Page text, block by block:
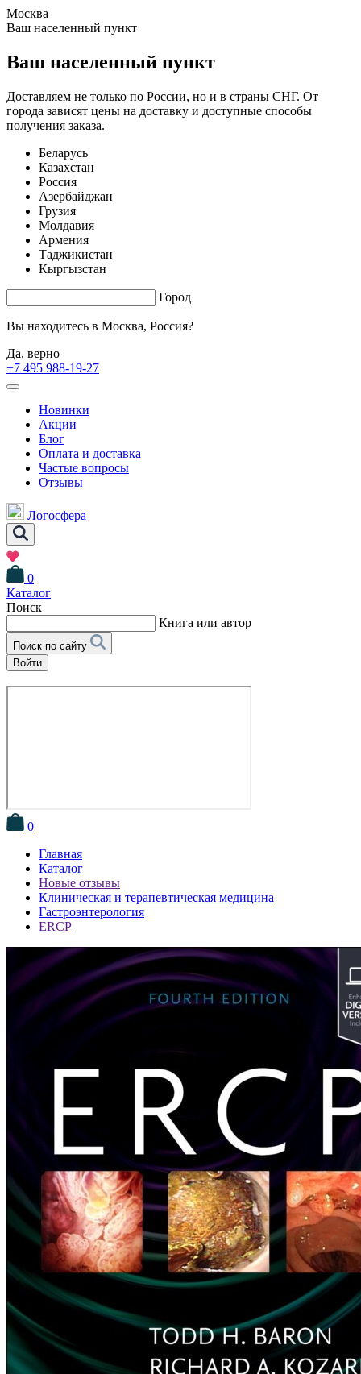
Москва
Ваш населенный пункт
Ваш населенный пункт
Доставляем не только по России, но и в страны СНГ. От
города зависят цены на доставку и доступные способы
получения заказа.
Беларусь
Казахстан
Россия
Азербайджан
Грузия
Молдавия
Армения
Таджикистан
Кыргызстан
Город
Вы находитесь в Москва, Россия?
Да, верно
+7 495 988-19-27
Новинки
Акции
Блог
Оплата и доставка
Частые вопросы
Отзывы
Логосфера
0
Каталог
Поиск
Книга или автор
Поиск по сайту
Войти
0
Главная
Каталог
Новые отзывы
Клиническая и терапевтическая медицина
Гастроэнтерология
ERCP